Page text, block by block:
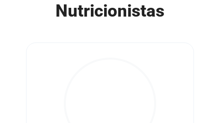
Nutricionistas